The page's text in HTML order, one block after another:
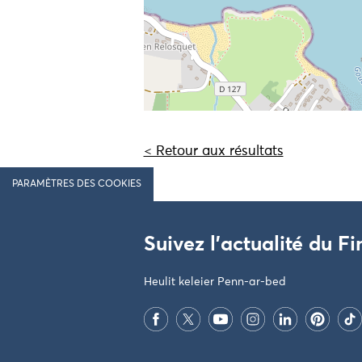
< Retour aux résultats
PARAMÈTRES DES COOKIES
Suivez l'actualité du
Heulit keleier Penn-ar-bed